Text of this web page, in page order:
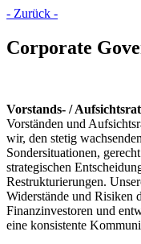
- Zurück -
Corporate
Vorstands- /
Vorständen und
wir, den stetig
Sondersituationen,
strategischen
Restrukturierungen.
Widerstände und Risiken
Finanzinvestoren und
eine konsistente